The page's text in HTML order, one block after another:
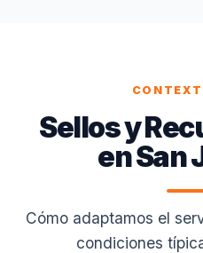
Sellos y
en San
Cómo adaptamos el
condiciones